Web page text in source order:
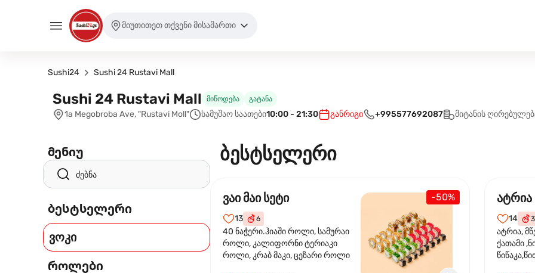
მიუთითეთ თქვენი მისამართი
Sushi24 Sushi 24 Rustavi Mall
Sushi 24 Rustavi Mall მიწოდება გატანა
1a Megobroba Ave, "Rustavi Moll" სამუშაო საათები10:00 - 21:30 განრიგი +995577692087 მიტანის
მენიუ
ბესტსელერი
ვოკი
როლები
ბესტსელერი
-50%
ვაი მაი სეტი
13 6
40 ნაჭერი.ჰიაში როლი, სამურაი
როლი, კალიფორნი ტერიაკი
როლი, კრაბ მაკი, ცეზარი როლი
14 3
ატრია,
ქათამი